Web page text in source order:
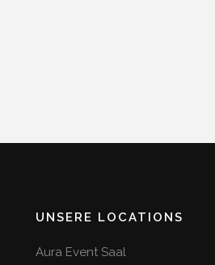
UNSERE LOCATIONS
Aura Event Saal